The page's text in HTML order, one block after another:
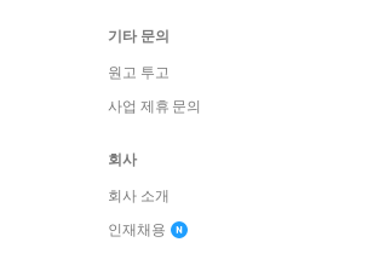
기타 문의
원고 투고
사업 제휴 문의
회사
회사 소개
인재채용